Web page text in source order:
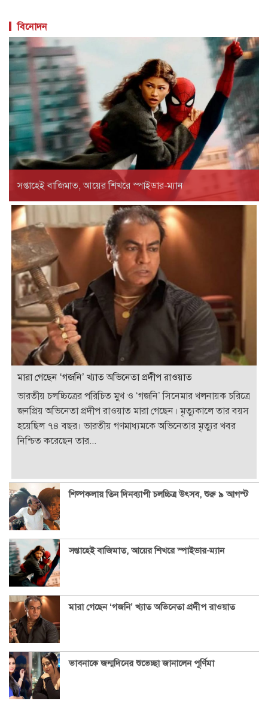
বিনোদন
সপ্তাহেই বাজিমাত, আয়ের শিখরে স্পাইডার-ম্যান
মারা গেছেন ‘গজনি’ খ্যাত অভিনেতা প্রদীপ রাওয়াত
ভারতীয় চলচ্চিত্রের পরিচিত মুখ ও ‘গজনি’ সিনেমার খলনায়ক চরিত্রে
জনপ্রিয় অভিনেতা প্রদীপ রাওয়াত মারা গেছেন। মৃত্যুকালে তার বয়স
হয়েছিল ৭৪ বছর। ভারতীয় গণমাধ্যমকে অভিনেতার মৃত্যুর খবর
নিশ্চিত করেছেন তার...
শিল্পকলায় তিন দিনব্যাপী চলচ্চিত্র উৎসব, শুরু ৯ আগস্ট
সপ্তাহেই বাজিমাত, আয়ের শিখরে স্পাইডার-ম্যান
মারা গেছেন ‘গজনি’ খ্যাত অভিনেতা প্রদীপ রাওয়াত
ভাবনাকে জন্মদিনের শুভেচ্ছা জানালেন পূর্ণিমা